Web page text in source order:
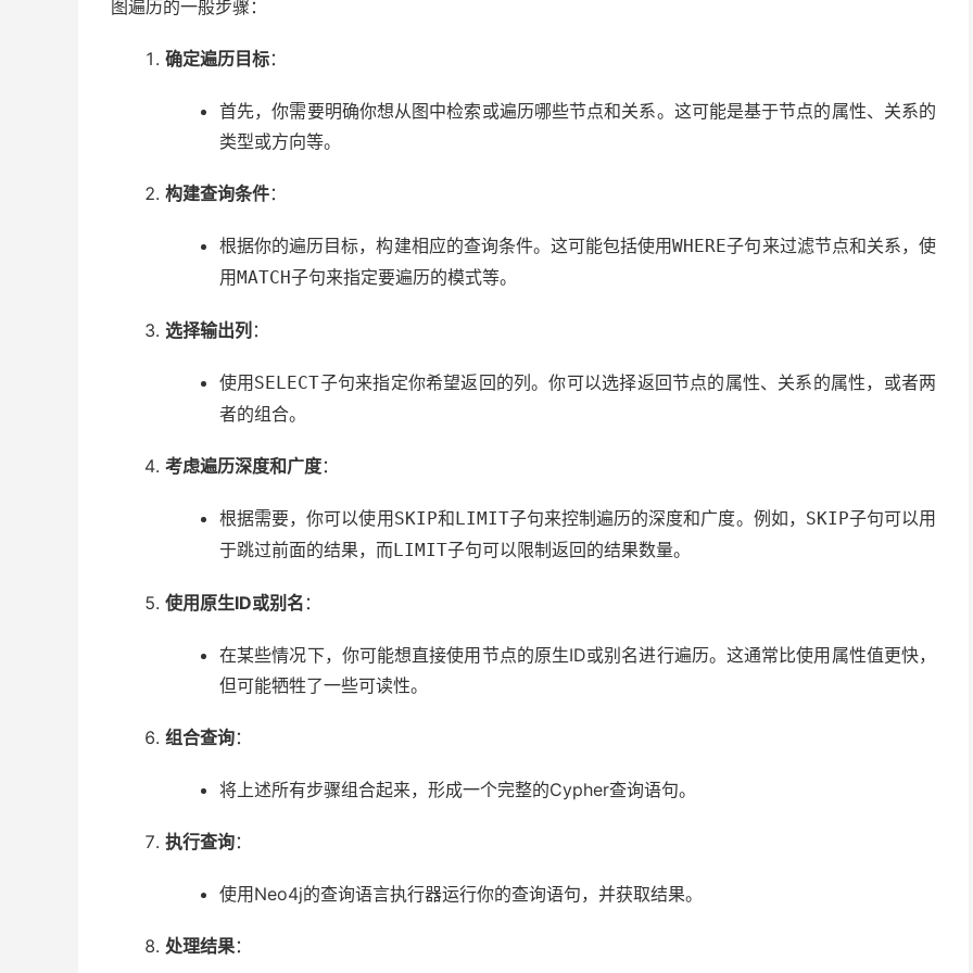
图遍历的一般步骤：
确定遍历目标：
首先，你需要明确你想从图中检索或遍历哪些节点和关系。这可能是基于节点的属性、关系的
类型或方向等。
构建查询条件：
根据你的遍历目标，构建相应的查询条件。这可能包括使用WHERE子句来过滤节点和关系，使
用MATCH子句来指定要遍历的模式等。
选择输出列 ：
使用 SELECT子句来指定你希望返回的列。你可以选择返回节点的属性、关系的属性，或者两
者的组合。
考虑遍历深度和广度：
根据需要，你可以使用 SKIP和LIMIT子句来控制遍历的深度和广度。例如， SKIP子句可以用
于跳过前面的结果，而LIMIT子句可以限制返回的结果数量。
使用原生ID或别名 ：
在某些情况下，你可能想直接使用节点的原生ID或别名进行遍历。这通常比使用属性值更快，
但可能牺牲了一些可读性。
组合查询：
将上述所有步骤组合起来，形成一个完整的Cypher查询语句。
执行查询：
使用Neo4j的查询语言执行器运行你的查询语句，并获取结果。
处理结果：